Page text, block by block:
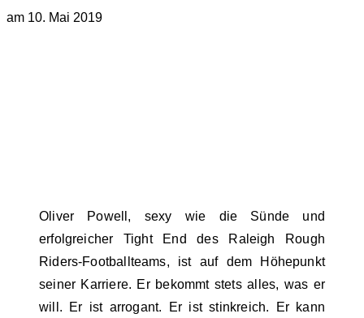
am 10. Mai 2019
Oliver Powell, sexy wie die Sünde und
erfolgreicher Tight End des Raleigh Rough
Riders-Footballteams, ist auf dem Höhepunkt
seiner Karriere. Er bekommt stets alles, was er
will. Er ist arrogant. Er ist stinkreich. Er kann